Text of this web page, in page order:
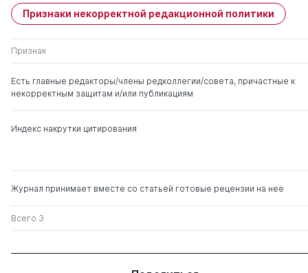
Хоружий Людмила
Ивановна
д. э.н. 0 3
Владимировна
Григорьевич
Мельник Маргарита
д. э.н. 0 15
Голосов Олег
Викторович
Признаки некорректной редакционной политики
Признак
Есть главные редакторы/члены редколлегии/совета, причастные к
некорректным защитам и/или публикациям
Индекс накрутки цитирования
Журнал принимает вместе со статьей готовые рецензии на нее
Всего 3